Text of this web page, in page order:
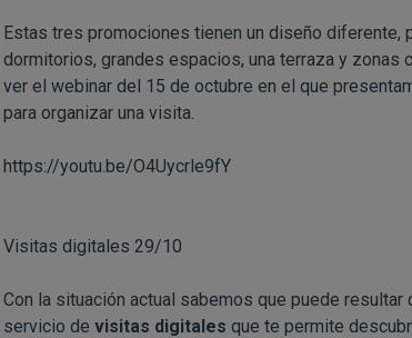
Estas tres promociones tienen un diseño
dormitorios, grandes espacios, una terraza y
ver el webinar del 15 de octubre en el que
para organizar una visita.
https://youtu.be/O4Uycrle9fY
Visitas digitales 29/10
Con la situación actual sabemos que puede
servicio de visitas digitales que te permite